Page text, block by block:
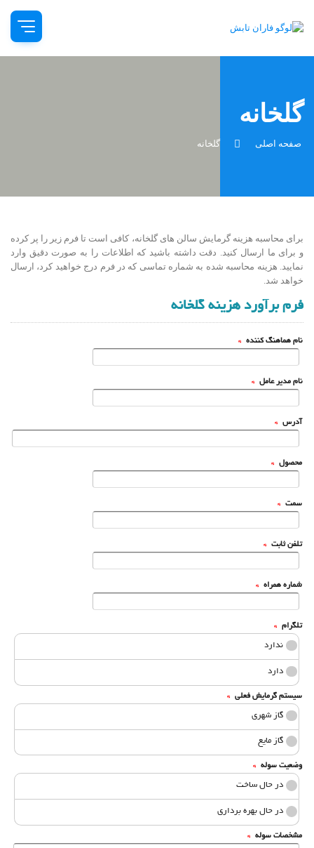
گلخانه
صفحه اصلی گلخانه
برای محاسبه هزینه گرمایش سالن های گلخانه، کافی است تا فرم زیر را پر کرده
و برای ما ارسال کنید. دقت داشته باشید که اطلاعات را به صورت دقیق وارد
نمایید. هزینه محاسبه شده به شماره تماسی که در فرم درج خواهید کرد، ارسال
خواهد شد.